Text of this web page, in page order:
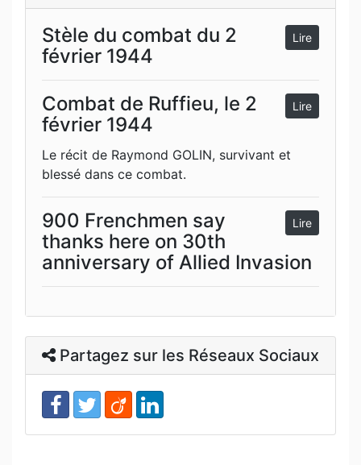
Lire
Stèle du combat du 2
février 1944
Lire
Combat de Ruffieu, le 2
février 1944
Le récit de Raymond GOLIN, survivant et
blessé dans ce combat.
Lire
900 Frenchmen say
thanks here on 30th
anniversary of Allied Invasion
Partagez sur les Réseaux Sociaux